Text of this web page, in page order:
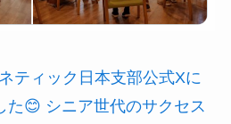
ティック日本支部公式Xに
た😊 シニア世代のサクセス